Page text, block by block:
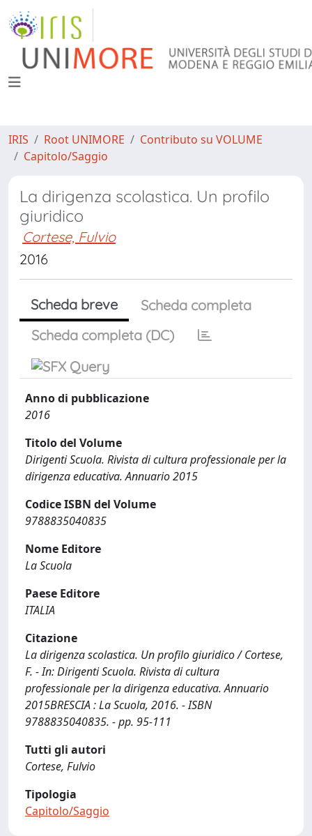
IRIS Root UNIMORE
Contributo su VOLUME
Capitolo/Saggio
La dirigenza scolastica. Un profilo
giuridico
Cortese, Fulvio
2016
Scheda breve
Scheda completa
Scheda completa (DC)
Anno di pubblicazione
2016
Titolo del Volume
Dirigenti Scuola. Rivista di cultura professionale per la
dirigenza educativa. Annuario 2015
Codice ISBN del Volume
9788835040835
Nome Editore
La Scuola
Paese Editore
ITALIA
Citazione
La dirigenza scolastica. Un profilo giuridico / Cortese,
F. - In: Dirigenti Scuola. Rivista di cultura
professionale per la dirigenza educativa. Annuario
2015BRESCIA : La Scuola, 2016. - ISBN
9788835040835. - pp. 95-111
Tutti gli autori
Cortese, Fulvio
Tipologia
Capitolo/Saggio